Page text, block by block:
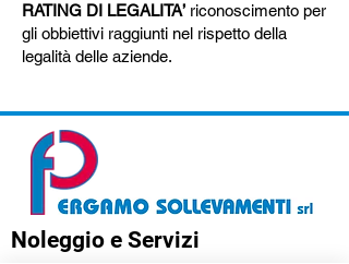
RATING DI LEGALITA’ riconoscimento per
gli obbiettivi raggiunti nel rispetto della
legalità delle aziende.
Noleggio e Servizi